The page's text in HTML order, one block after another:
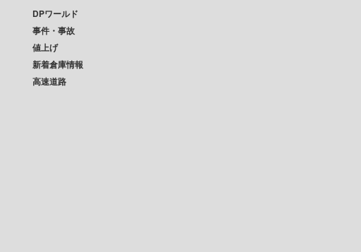
DPワールド
事件・事故
値上げ
新着倉庫情報
高速道路